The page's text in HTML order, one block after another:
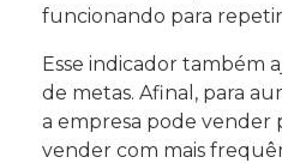
funcionando para
Esse indicador também
de metas. Afinal, para
a empresa pode vender
vender com mais